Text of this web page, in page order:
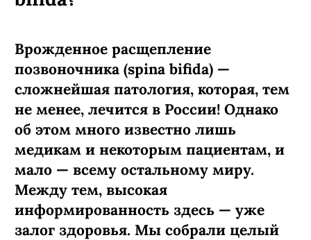
Врожденное расщепление
позвоночника (spina bifida) —
сложнейшая патология, которая, тем
не менее, лечится в России! Однако
об этом много известно лишь
медикам и некоторым пациентам, и
мало — всему остальному миру.
Между тем, высокая
информированность здесь — уже
залог здоровья. Мы собрали целый